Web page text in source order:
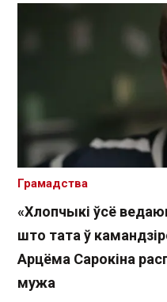
«Хлопчыкі ўсё
што тата ў
Арцёма Сарокіна
мужа
Грамадства